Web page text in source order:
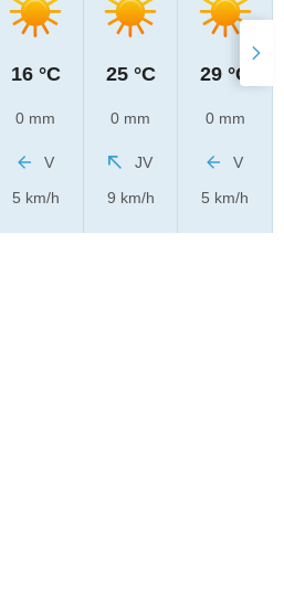
16 °C
0 mm
V
5 km/h
25 °C
0 mm
JV
9 km/h
29 °C
0 mm
V
5 km/h